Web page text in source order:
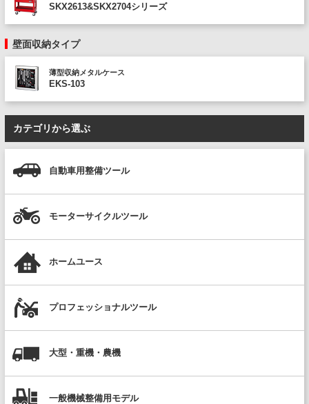
SKX2613&SKX2704シリーズ
壁面収納タイプ
薄型収納メタルケース
EKS-103
カテゴリから選ぶ
自動車用整備ツール
モーターサイクルツール
ホームユース
プロフェッショナルツール
大型・重機・農機
一般機械整備用モデル